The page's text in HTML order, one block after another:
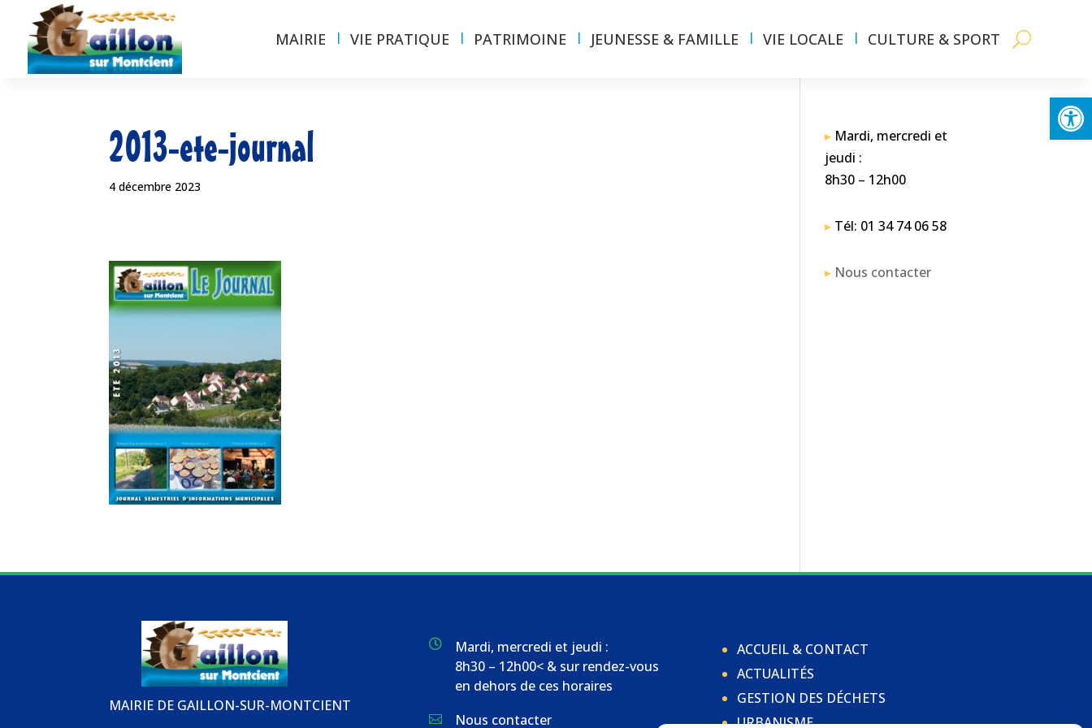
Ouvrir
MAIRIE VIE PRATIQUE PATRIMOINE JEUNESSE & FAMILLE VIE LOCALE CULTURE & SPORT
2013-ete-journal
4 décembre 2023
▸ Mardi, mercredi et
jeudi :
8h30 – 12h00
▸ Tél: 01 34 74 06 58
▸ Nous contacter
MAIRIE DE GAILLON-SUR-MONTCIENT

Mardi, mercredi et jeudi :
8h30 – 12h00< & sur rendez-vous
en dehors de ces horaires
 Nous contacter
ACCUEIL & CONTACT
ACTUALITÉS
GESTION DES DÉCHETS
URBANISME